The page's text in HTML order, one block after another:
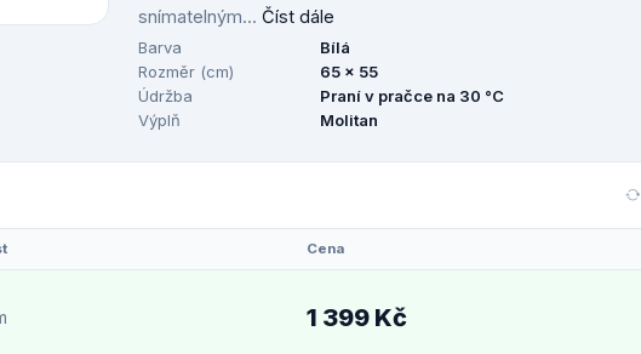
snímatelným... Číst dále
Barva
Bílá
Rozměr (cm)
65 x 55
Údržba
Praní v pračce na 30 °C
Výplň
Molitan
Cena
1 399 Kč